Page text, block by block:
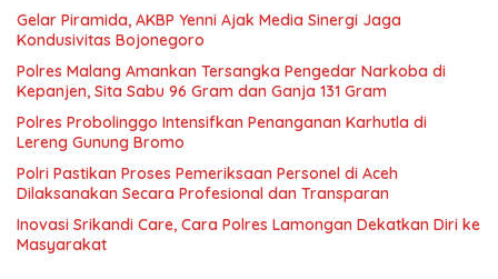
Gelar Piramida, AKBP Yenni Ajak Media Sinergi Jaga
Kondusivitas Bojonegoro
Polres Malang Amankan Tersangka Pengedar Narkoba di
Kepanjen, Sita Sabu 96 Gram dan Ganja 131 Gram
Polres Probolinggo Intensifkan Penanganan Karhutla di
Lereng Gunung Bromo
Polri Pastikan Proses Pemeriksaan Personel di Aceh
Dilaksanakan Secara Profesional dan Transparan
Inovasi Srikandi Care, Cara Polres Lamongan Dekatkan Diri ke
Masyarakat